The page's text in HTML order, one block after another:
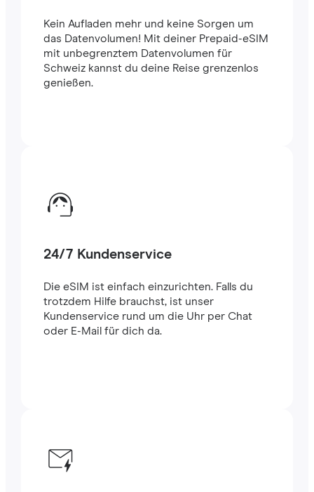
Kein Aufladen mehr und keine Sorgen um
das Datenvolumen! Mit deiner Prepaid-eSIM
mit unbegrenztem Datenvolumen für
Schweiz kannst du deine Reise grenzenlos
genießen.
24/7 Kundenservice
Die eSIM ist einfach einzurichten. Falls du
trotzdem Hilfe brauchst, ist unser
Kundenservice rund um die Uhr per Chat
oder E-Mail für dich da.